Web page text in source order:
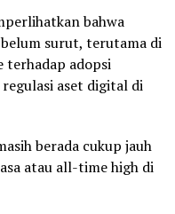
bahwa
surut, terutama di
terhadap adopsi
aset digital di
berada cukup jauh
atau all-time high di